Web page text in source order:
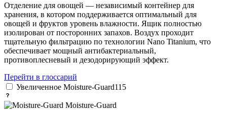
Отделение для овощей — независимый контейнер для
хранения, в котором поддерживается оптимальный для
овощей и фруктов уровень влажности. Ящик полностью
изолирован от посторонних запахов. Воздух проходит
тщательную фильтрацию по технологии Nano Titanium, что
обеспечивает мощный антибактериальный,
противоплесневый и дезодорирующий эффект.
Перейти в глоссарий
Увеличенное Moisture-Guard115
Moisture-Guard